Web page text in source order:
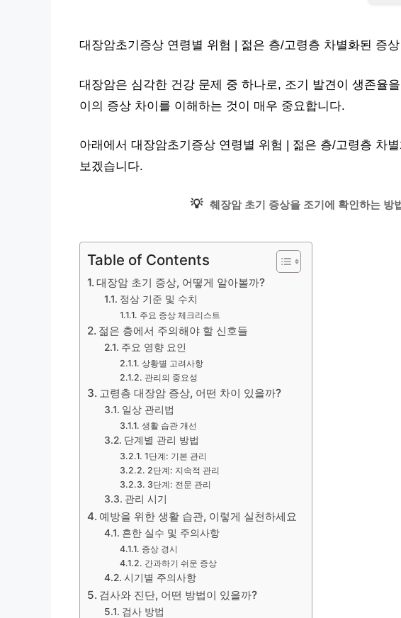
대장암초기증상 연령별 위험 | 젊은 층/고령층 차별화된 증
대장암은 심각한 건강 문제 중 하나로, 조기 발견이 생존율
이의 증상 차이를 이해하는 것이 매우 중요합니다.
아래에서 대장암초기증상 연령별 위험 | 젊은 층/고령층 차
보겠습니다.
💡 췌장암 초기 증상을 조기에 확인하는 방
Table of Contents
대장암 초기 증상, 어떻게 알아볼까?
정상 기준 및 수치
주요 증상 체크리스트
젊은 층에서 주의해야 할 신호들
주요 영향 요인
상황별 고려사항
관리의 중요성
고령층 대장암 증상, 어떤 차이 있을까?
일상 관리법
생활 습관 개선
단계별 관리 방법
1단계: 기본 관리
2단계: 지속적 관리
3단계: 전문 관리
관리 시기
예방을 위한 생활 습관, 이렇게 실천하세요
흔한 실수 및 주의사항
증상 경시
간과하기 쉬운 증상
시기별 주의사항
검사와 진단, 어떤 방법이 있을까?
검사 방법